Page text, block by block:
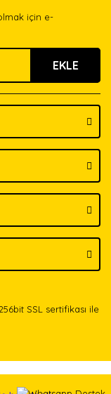
için e-
EKLE
SSL sertifikası ile